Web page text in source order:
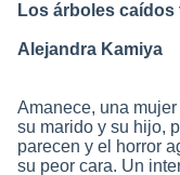
Los árboles
Alejandra Kamiya
Amanece, una
su marido y su hijo,
parecen y el horror
su peor cara. Un